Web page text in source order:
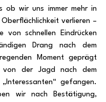
ob wir uns immer mehr in
verlieren –
von schnellen Eindrücken
Drang nach dem
Moment geprägt
der Jagd nach dem
„Interessanten“ gefangen.
wir nach Bestätigung,